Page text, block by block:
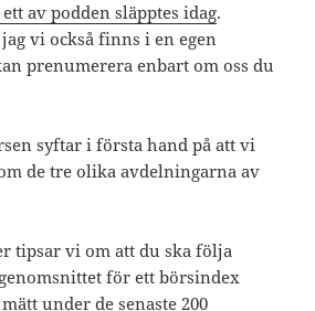
av podden släpptes idag.
vi också finns i en egen
prenumerera enbart om oss du
syftar i första hand på att vi
de tre olika avdelningarna av
tipsar vi om att du ska följa
för ett börsindex
under de senaste 200